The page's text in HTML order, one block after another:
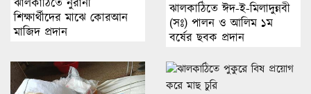
ঝালকাঠিতে নুরানী
শিক্ষার্থীদের মাঝে কোরআন
মাজিদ প্রদান
ঝালকাঠিতে ঈদ-ই-মিলাদুন্নবী
(সঃ) পালন ও আলিম ১ম
বর্ষের ছবক প্রদান